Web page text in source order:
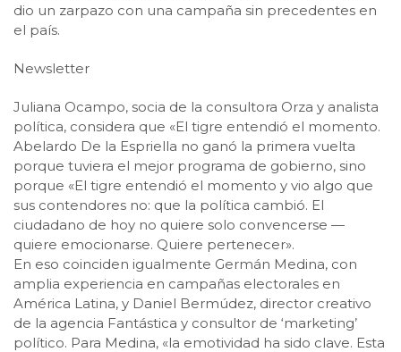
dio un zarpazo con una campaña sin precedentes en
el país.
Newsletter
Juliana Ocampo, socia de la consultora Orza y analista
política, considera que «El tigre entendió el momento.
Abelardo De la Espriella no ganó la primera vuelta
porque tuviera el mejor programa de gobierno, sino
porque «El tigre entendió el momento y vio algo que
sus contendores no: que la política cambió. El
ciudadano de hoy no quiere solo convencerse —
quiere emocionarse. Quiere pertenecer».
En eso coinciden igualmente Germán Medina, con
amplia experiencia en campañas electorales en
América Latina, y Daniel Bermúdez, director creativo
de la agencia Fantástica y consultor de ‘marketing’
político. Para Medina, «la emotividad ha sido clave. Esta